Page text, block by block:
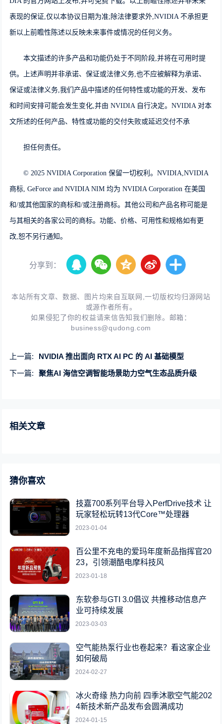
表现的保证,仅以本协议日期为准;除法律要求外,NVIDIA 不承担更
新以上前瞻性陈述以反映未来事件或情况的任何义务。
本文描述的许多产品和功能仍处于不同阶段,并将在可用时提
供。上述声明并非承诺、保证或法律义务,也不应被解释为承诺、
保证或法律义务,我们产品中描述的任何特性或功能的开发、发布
和时间安排可能会发生变化,并由 NVIDIA 自行决定。NVIDIA 对本
文所述的任何产品、特性或功能的交付失败或延迟交付不承
担任何责任。
© 2025 NVIDIA Corporation 保留一切权利。NVIDIA,NVIDIA
商标, GeForce and NVIDIA NIM 均为 NVIDIA Corporation 在美国
和/或其他国家的商标和/或注册商标。其他公司和产品名称可能是
与其相关的各家公司的商标。功能、价格、可用性和规格如有更
改,恕不另行通知。
分享到：
本站所有文章、数据、图片均来自互联网,一切版权均归源网站
或源作者所有。
如果侵犯了你的权益请来信告知我们删除。邮箱：
business@qudong.com
上一篇:
NVIDIA 推出面向 RTX AI PC 的 AI 基础模型
下一篇:
聚焦AI 海信空调智能场景助力空气生态品质升级
相关文章
猜你喜欢
技嘉700系列平台导入PerfDrive技术 让
玩家轻松玩转13代Core™处理器
2023-01-04
百公里不充电的爱玛年度新品指挥官20
23，引领潮酷电摩科技风
2023-01-18
东软参与GTI 3.0倡议 共推移动信息产
业可持续发展
2023-03-03
空气能热泵行业也卷起来？看这家企业
如何破局
2024-02-27
冰火奇缘 热力向前 四季沐歌空气能202
4新技术新产品发布会圆满成功
2024-01-15